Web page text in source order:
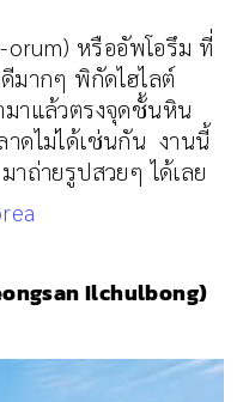
orum) หรืออัพโอรึม ที่
มากๆ พิกัดไฮไลต์
มาแล้วตรงจุดชั้นหิน
ดไม่ได้เช่นกัน งานนี้
าถ่ายรูปสวยๆ ได้เลย
Ilchulbong)